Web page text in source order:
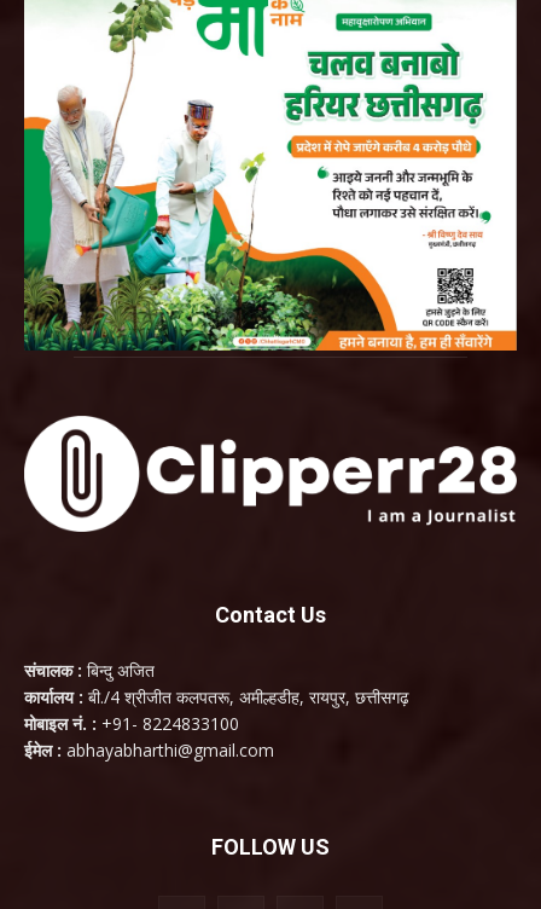
Contact Us
संचालक : बिन्दु अजित
कार्यालय : बी./4 श्रीजीत कलपतरू, अमील्हडीह, रायपुर, छत्तीसगढ़
मोबाइल नं. : +91- 8224833100
ईमेल : abhayabharthi@gmail.com
FOLLOW US